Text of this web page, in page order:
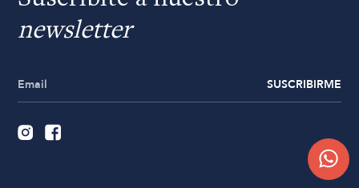
newsletter
SUSCRIBIRME